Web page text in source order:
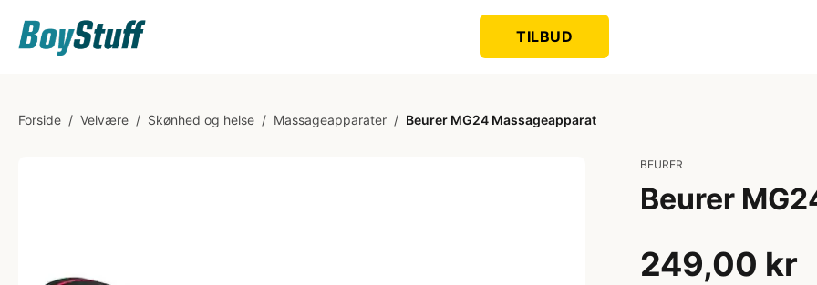
TILBUD
Forside / Velvære / Skønhed og helse / Massageapparater / Beurer MG24 Massageapparat
BEURER
Beurer
249,00 kr